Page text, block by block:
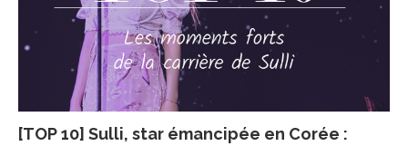
[TOP 10] Sulli, star émancipée en Corée :